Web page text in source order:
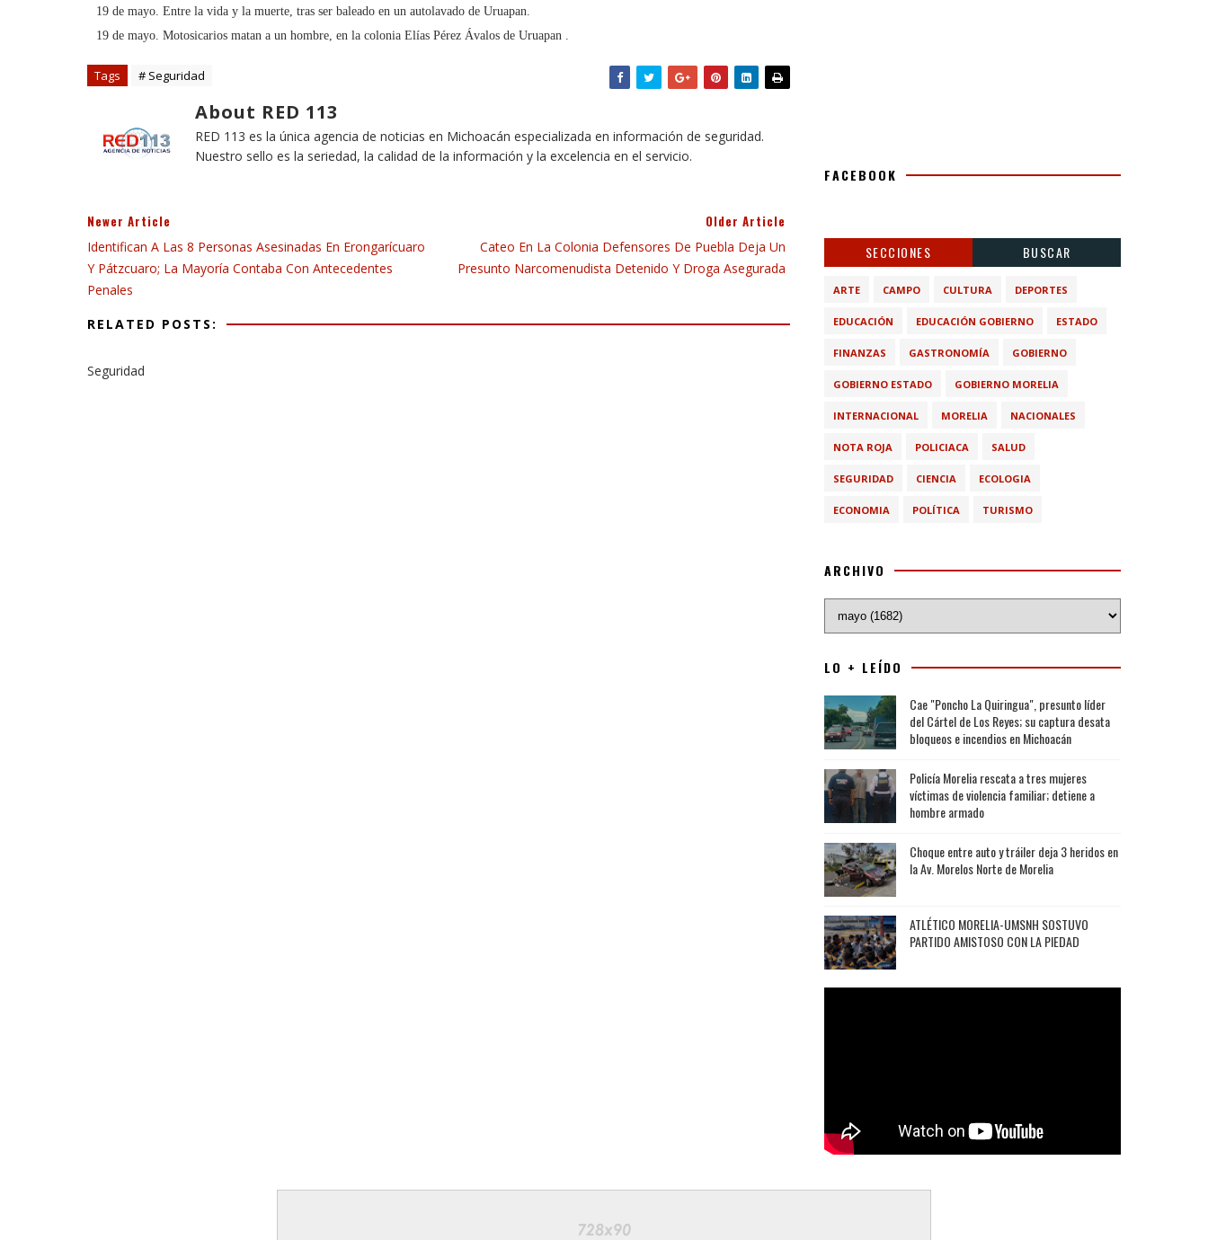
19 de mayo. Entre la vida y la muerte, tras ser baleado en un autolavado de Uruapan.
19 de mayo. Motosicarios matan a un hombre, en la colonia Elías Pérez Ávalos de Uruapan .
Tags # Seguridad
About RED 113
RED 113 es la única agencia de noticias en Michoacán especializada en información de seguridad.
Nuestro sello es la seriedad, la calidad de la información y la excelencia en el servicio.
Newer Article
Identifican A Las 8 Personas Asesinadas En Erongarícuaro
Y Pátzcuaro; La Mayoría Contaba Con Antecedentes
Penales
Older Article
Cateo En La Colonia Defensores De Puebla Deja Un
Presunto Narcomenudista Detenido Y Droga Asegurada
RELATED POSTS:
Seguridad
FACEBOOK
SECCIONES BUSCAR
ARTE CAMPO CULTURA DEPORTES
EDUCACIÓN EDUCACIÓN GOBIERNO ESTADO
FINANZAS GASTRONOMÍA GOBIERNO
GOBIERNO ESTADO GOBIERNO MORELIA
INTERNACIONAL MORELIA NACIONALES
NOTA ROJA POLICIACA SALUD
SEGURIDAD CIENCIA ECOLOGIA
ECONOMIA POLÍTICA TURISMO
ARCHIVO
LO + LEÍDO
Cae "Poncho La Quiringua", presunto líder
del Cártel de Los Reyes; su captura desata
bloqueos e incendios en Michoacán
Policía Morelia rescata a tres mujeres
víctimas de violencia familiar; detiene a
hombre armado
Choque entre auto y tráiler deja 3 heridos en
la Av. Morelos Norte de Morelia
ATLÉTICO MORELIA-UMSNH SOSTUVO
PARTIDO AMISTOSO CON LA PIEDAD